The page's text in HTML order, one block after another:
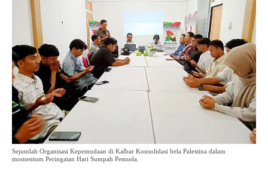
Sejumlah Organisasi Kepemudaan di Kalbar Konsolidasi bela Palestina dalam
momentum Peringatan Hari Sumpah Pemuda.